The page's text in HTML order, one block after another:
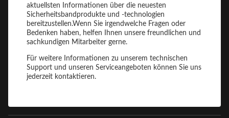
aktuellsten Informationen über die neuesten
Sicherheitsbandprodukte und -technologien
bereitzustellen.Wenn Sie irgendwelche Fragen oder
Bedenken haben, helfen Ihnen unsere freundlichen und
sachkundigen Mitarbeiter gerne.
Für weitere Informationen zu unserem technischen
Support und unseren Serviceangeboten können Sie uns
jederzeit kontaktieren.